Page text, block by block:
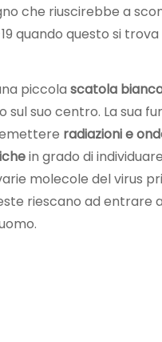
che riuscirebbe a
quando questo si
piccola scatola
sul suo centro. La sua
radiazioni e
in grado di
molecole del virus
riescano ad entrare a